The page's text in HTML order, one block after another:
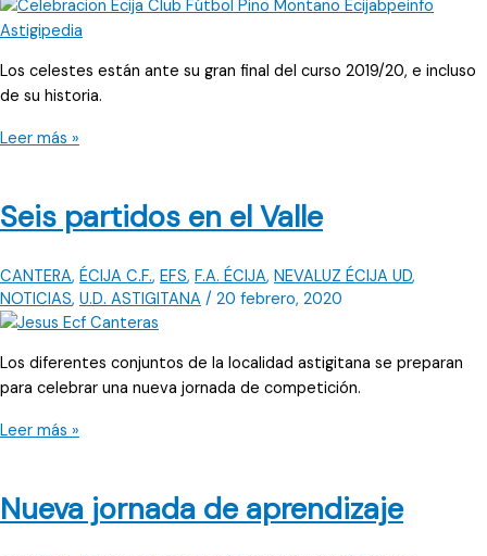
Los celestes están ante su gran final del curso 2019/20, e incluso
de su historia.
Juicio
Leer más »
Seis partidos en el Valle
CANTERA, ÉCIJA C.F., EFS, F.A. ÉCIJA, NEVALUZ ÉCIJA UD,
NOTICIAS, U.D. ASTIGITANA / 20 febrero, 2020
Los diferentes conjuntos de la localidad astigitana se preparan
para celebrar una nueva jornada de competición.
Seis
el
Leer más »
Nueva jornada de aprendizaje